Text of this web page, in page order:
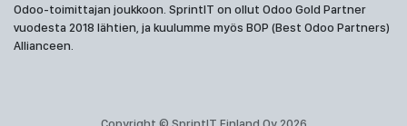
Odoo-toimittajan joukkoon. SprintIT on ollut Odoo Gold Partner
vuodesta 2018 lähtien, ja kuulumme myös BOP (Best Odoo Partners)
Allianceen.
Copyright © SprintIT Finland Oy 2026